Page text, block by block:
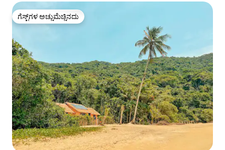
ಗೆಸ್ಟ್‌ಗಳ ಅಚ್ಚುಮೆಚ್ಚಿನದು
ಗೆಸ್ಟ್‌ಗಳ ಅಚ್ಚುಮೆಚ್ಚಿನದು